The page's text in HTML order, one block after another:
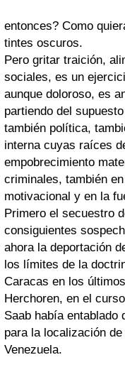
entonces? Como
tintes oscuros.
Pero gritar traición,
sociales, es un
aunque doloroso, es
partiendo del
también política,
interna cuyas raíces
empobrecimiento
criminales, también
motivacional y en la
Primero el secuestro
consiguientes
ahora la deportación
los límites de la
Caracas en los
Herchoren, en el
Saab había
para la localización
Venezuela.